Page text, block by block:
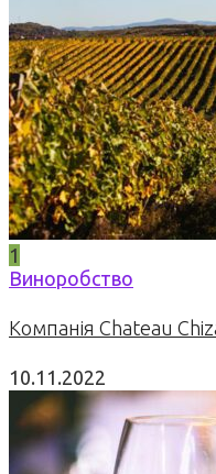
1
Виноробство
Компанія Chateau
10.11.2022